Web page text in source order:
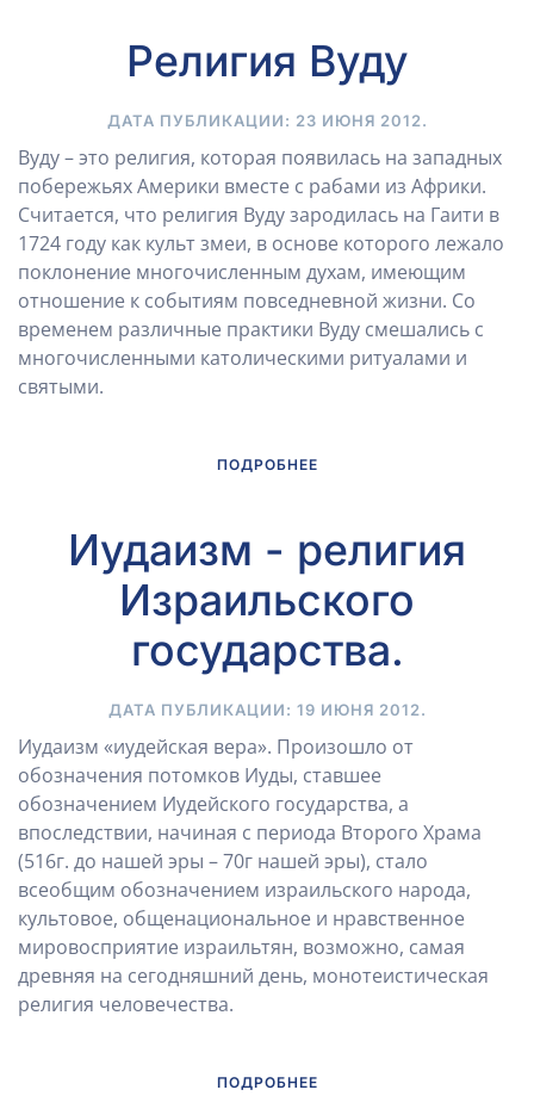
Религия Вуду
ДАТА ПУБЛИКАЦИИ: 23 ИЮНЯ 2012.
Вуду – это религия, которая появилась на западных
побережьях Америки вместе с рабами из Африки.
Считается, что религия Вуду зародилась на Гаити в
1724 году как культ змеи, в основе которого лежало
поклонение многочисленным духам, имеющим
отношение к событиям повседневной жизни. Со
временем различные практики Вуду смешались с
многочисленными католическими ритуалами и
святыми.
ПОДРОБНЕЕ
Иудаизм - религия
Израильского
государства.
ДАТА ПУБЛИКАЦИИ: 19 ИЮНЯ 2012.
Иудаизм «иудейская вера». Произошло от
обозначения потомков Иуды, ставшее
обозначением Иудейского государства, а
впоследствии, начиная с периода Второго Храма
(516г. до нашей эры – 70г нашей эры), стало
всеобщим обозначением израильского народа,
культовое, общенациональное и нравственное
мировосприятие израильтян, возможно, самая
древняя на сегодняшний день, монотеистическая
религия человечества.
ПОДРОБНЕЕ